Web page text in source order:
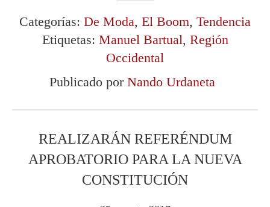
Categorías: De Moda, El Boom, Tendencia
Etiquetas: Manuel Bartual, Región
Occidental
Publicado por Nando Urdaneta
REALIZARÁN REFERÉNDUM
APROBATORIO PARA LA NUEVA
CONSTITUCIÓN